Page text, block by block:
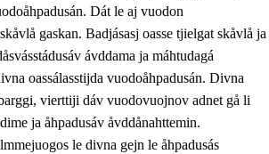
Dát le aj vuodon
gaskan. Badjásasj oasse tjielgat skåvlå ja
ávddama ja máhtudagá
oassálasstijda vuodoåhpadusán. Divna
vierttiji dáv vuodovuojnov adnet gå li
ja åhpadusáv åvddånahttemin.
le divna gejn le åhpadusás